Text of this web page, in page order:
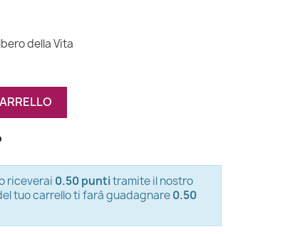
della Vita
riceverai 0.50 puntitramite il nostro
tuo carrello ti farà guadagnare0.50